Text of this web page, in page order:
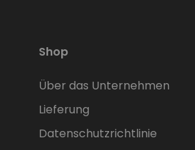
Shop
Über das Unternehmen
Lieferung
Datenschutzrichtlinie